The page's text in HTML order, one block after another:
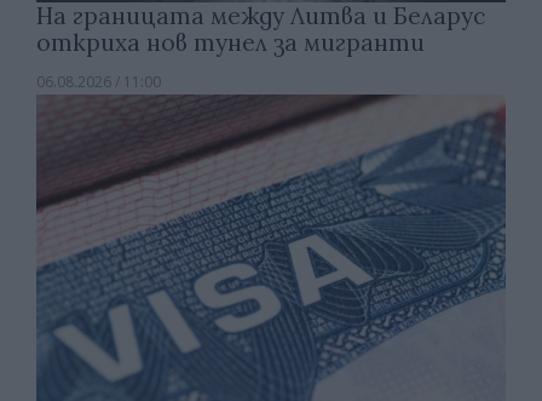
На границата между Литва и Беларус
откриха нов тунел за мигранти
06.08.2026 / 11:00